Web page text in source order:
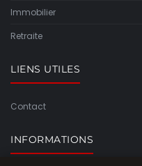
Immobilier
Retraite
LIENS UTILES
Contact
INFORMATIONS